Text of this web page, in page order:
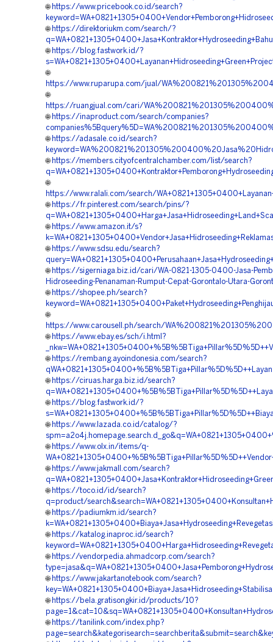
🌐 https://www.pricebook.co.id/search?
🌐 https://direktoriukm.com/search/?
🌐 https://blog.fastwork.id/?
🌐
https://www.ruparupa.com/jual/
🌐
https://ruangjual.com/cari/
🌐 https://inaproduct.com/search/companies?
🌐 https://adasale.co.id/search?
🌐 https://members.cityofcentralchamber.com/list/search?
🌐
https://www.ralali.com/search/
🌐 https://fr.pinterest.com/search/pins/?
🌐 https://www.amazon.it/s?
🌐 https://www.sdsu.edu/search?
🌐 https://sigerniaga.biz.id/cari/WA-0821-1305-0400-Jasa-
Hidroseeding-Penanaman-Rumput-Cepat-Gorontalo-Utara-
🌐 https://shopee.ph/search?
🌐
https://www.carousell.ph/search/
🌐 https://www.ebay.es/sch/i.html?
🌐 https://rembang.ayoindonesia.com/search?
🌐 https://ciruas.harga.biz.id/search?
🌐 https://blog.fastwork.id/?
🌐 https://www.lazada.co.id/catalog/?
🌐 https://www.olx.in/items/q-
🌐 https://www.jakmall.com/search?
🌐 https://toco.id/id/search?
q=product/
🌐 https://padiumkm.id/search?
🌐 https://katalog.inaproc.id/search?
🌐 https://vendorpedia.ahmadcorp.com/search?
🌐 https://www.jakartanotebook.com/search?
🌐 https://bela.gratisongkir.id/products/10?
🌐 https://tanilink.com/index.php?